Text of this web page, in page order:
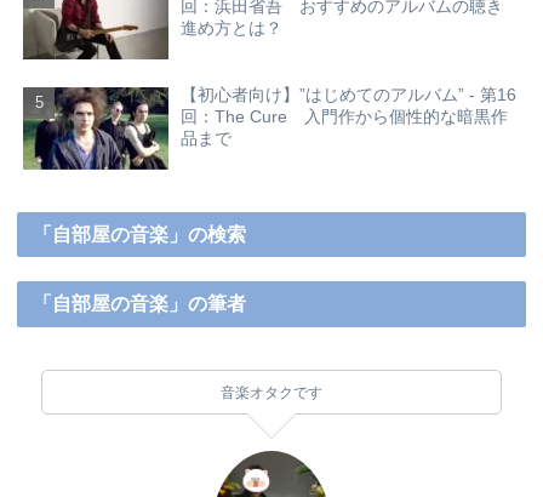
回：浜田省吾 おすすめのアルバムの聴き
進め方とは？
【初心者向け】”はじめてのアルバム” - 第16
回：The Cure 入門作から個性的な暗黒作
品まで
「自部屋の音楽」の検索
「自部屋の音楽」の筆者
音楽オタクです